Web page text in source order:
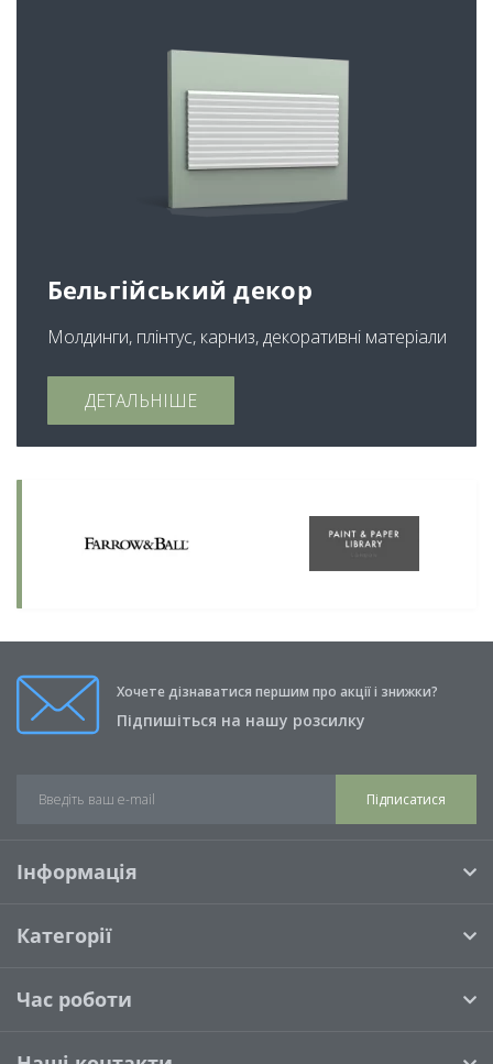
Бельгійський декор
Молдинги, плінтус, карниз, декоративні матеріали
ДЕТАЛЬНІШЕ
Хочете дізнаватися першим про акції і знижки?
Підпишіться на нашу розсилку
Підписатися
Інформація
Категорії
Час роботи